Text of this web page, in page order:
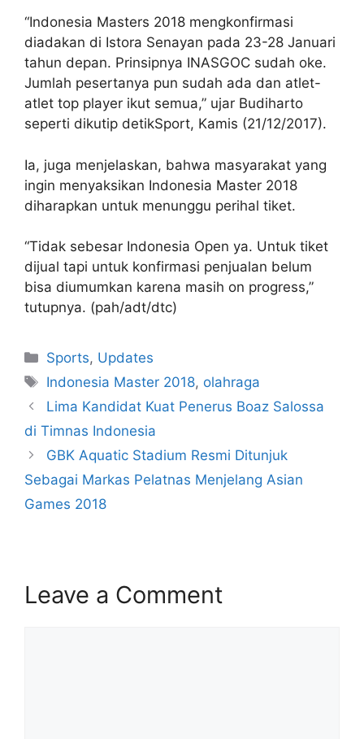
“Indonesia Masters 2018 mengkonfirmasi
diadakan di Istora Senayan pada 23-28 Januari
tahun depan. Prinsipnya INASGOC sudah oke.
Jumlah pesertanya pun sudah ada dan atlet-
atlet top player ikut semua,” ujar Budiharto
seperti dikutip detikSport, Kamis (21/12/2017).
Ia, juga menjelaskan, bahwa masyarakat yang
ingin menyaksikan Indonesia Master 2018
diharapkan untuk menunggu perihal tiket.
“Tidak sebesar Indonesia Open ya. Untuk tiket
dijual tapi untuk konfirmasi penjualan belum
bisa diumumkan karena masih on progress,”
tutupnya. (pah/adt/dtc)
Sports, Updates
Indonesia Master 2018, olahraga
Lima Kandidat Kuat Penerus Boaz Salossa
di Timnas Indonesia
GBK Aquatic Stadium Resmi Ditunjuk
Sebagai Markas Pelatnas Menjelang Asian
Games 2018
Leave a Comment